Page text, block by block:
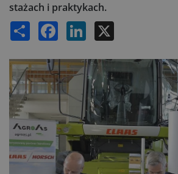
stażach i praktykach.
Share Facebook LinkedIn